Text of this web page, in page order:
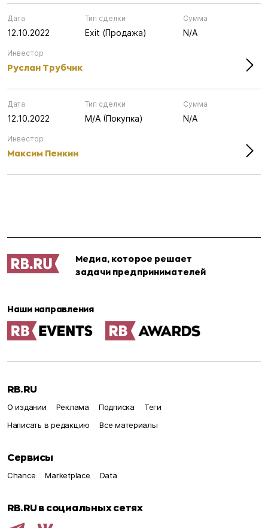
Дата
12.10.2022
Тип сделки
Exit (Продажа)
Сумма
N/A
Инвестор
Руслан Трубчик
Дата
12.10.2022
Тип сделки
M/A (Покупка)
Сумма
N/A
Инвестор
Максим Пенкин
Медиа, которое решает
задачи предпринимателей
Наши направления
RB.RU
О издании Реклама Подписка
Теги
Написать в редакцию
Все материалы
Сервисы
Chance Marketplace Data
RB.RU в социальных сетях